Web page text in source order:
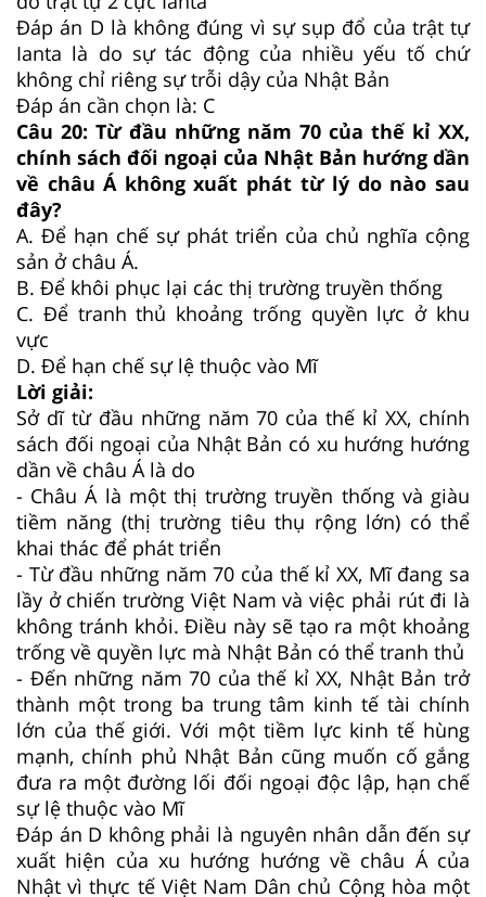
Đáp án D là không đúng vì sự sụp đổ của trật tự
Ianta là do sự tác động của nhiều yếu tố chứ
không chỉ riêng sự trỗi dậy của Nhật Bản
Đáp án cần chọn là: C
Câu 20: Từ đầu những năm 70 của thế kỉ XX,
chính sách đối ngoại của Nhật Bản hướng dần
về châu Á không xuất phát từ lý do nào sau
đây?
A. Để hạn chế sự phát triển của chủ nghĩa cộng
sản ở châu Á.
B. Để khôi phục lại các thị trường truyền thống
C. Để tranh thủ khoảng trống quyền lực ở khu
vực
D. Để hạn chế sự lệ thuộc vào Mĩ
Lời giải:
Sở dĩ từ đầu những năm 70 của thế kỉ XX, chính
sách đối ngoại của Nhật Bản có xu hướng hướng
dần về châu Á là do
- Châu Á là một thị trường truyền thống và giàu
tiềm năng (thị trường tiêu thụ rộng lớn) có thể
khai thác để phát triển
- Từ đầu những năm 70 của thế kỉ XX, Mĩ đang sa
lầy ở chiến trường Việt Nam và việc phải rút đi là
không tránh khỏi. Điều này sẽ tạo ra một khoảng
trống về quyền lực mà Nhật Bản có thể tranh thủ
- Đến những năm 70 của thế kỉ XX, Nhật Bản trở
thành một trong ba trung tâm kinh tế tài chính
lớn của thế giới. Với một tiềm lực kinh tế hùng
mạnh, chính phủ Nhật Bản cũng muốn cố gắng
đưa ra một đường lối đối ngoại độc lập, hạn chế
sự lệ thuộc vào Mĩ
Đáp án D không phải là nguyên nhân dẫn đến sự
xuất hiện của xu hướng hướng về châu Á của
Nhật vì thực tế Việt Nam Dân chủ Cộng hòa một